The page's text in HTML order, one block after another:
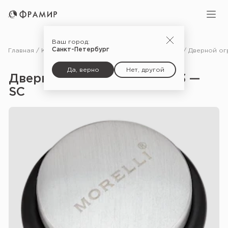
Ваш город:
Санкт-Петербург
Да, верно Нет, другой
Главная Каталог Фурнитура
Дверной ограничитель DS3 —
SC